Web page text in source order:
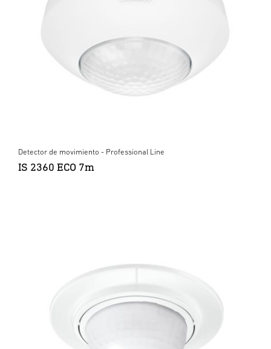
Detector de movimiento - Professional Line
IS 2360 ECO 7m